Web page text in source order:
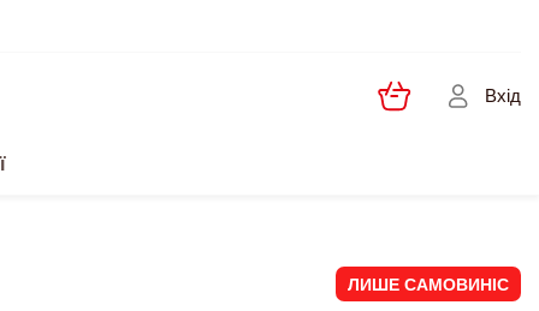
Вхід
ЛИШЕ САМОВИНІС